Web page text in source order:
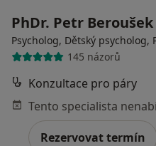
PhDr. Petr Beroušek
Psycholog, Dětský psycholog,
145 názorů
Konzultace pro páry
Rezervovat termín